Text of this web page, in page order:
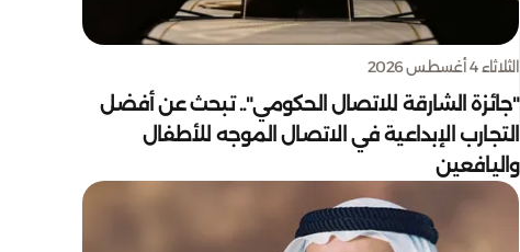
الثلاثاء 4 أغسطس 2026
"جائزة الشارقة للاتصال الحكومي".. تبحث عن أفضل
التجارب الإبداعية في الاتصال الموجه للأطفال
واليافعين